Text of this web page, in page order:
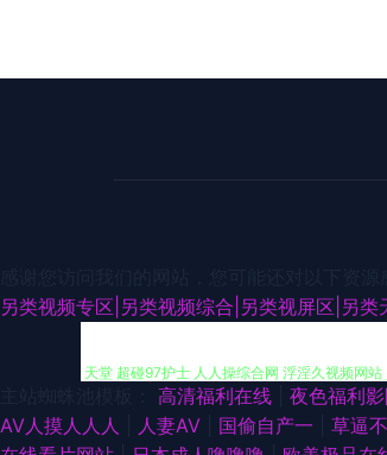
另类视频专区|另类视频综合|另类视屏区|另
91官网视频在线播放 先锋Av特物资源网 先锋
入 国产91双飞 亚洲欧美自拍一区 成人淫院77
高清福利在线 夜色福利
AV人摸人人人
人妻AV 国偷自产一 草逼